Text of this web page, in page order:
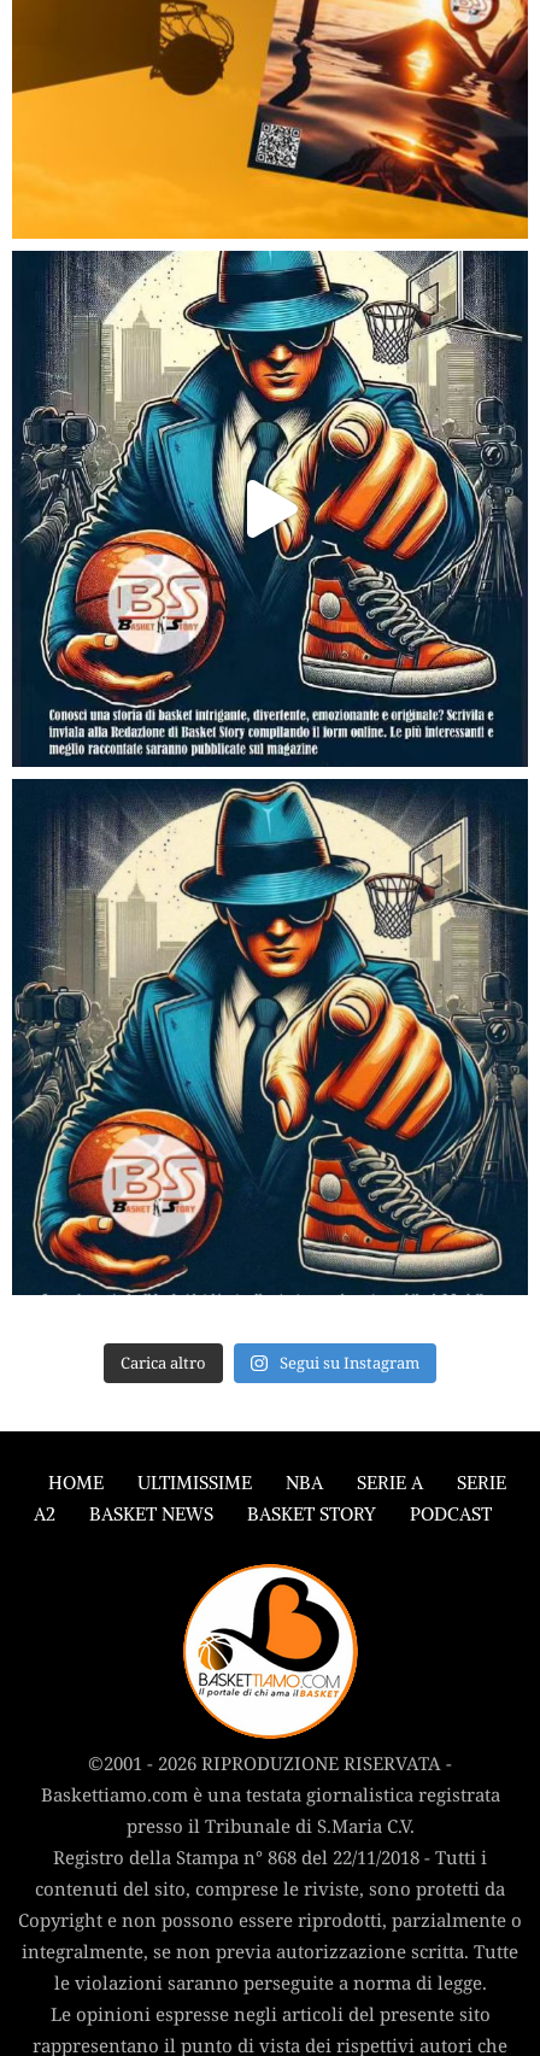
Carica altro Segui su Instagram
HOME ULTIMISSIME NBA SERIE A
SERIE
A2
BASKET NEWS BASKET STORY PODCAST
©2001 - 2026 RIPRODUZIONE RISERVATA -
Baskettiamo.com è una testata giornalistica registrata
presso il Tribunale di S.Maria C.V.
Registro della Stampa n° 868 del 22/11/2018 - Tutti i
contenuti del sito, comprese le riviste, sono protetti da
Copyright e non possono essere riprodotti, parzialmente o
integralmente, se non previa autorizzazione scritta. Tutte
le violazioni saranno perseguite a norma di legge.
Le opinioni espresse negli articoli del presente sito
rappresentano il punto di vista dei rispettivi autori che